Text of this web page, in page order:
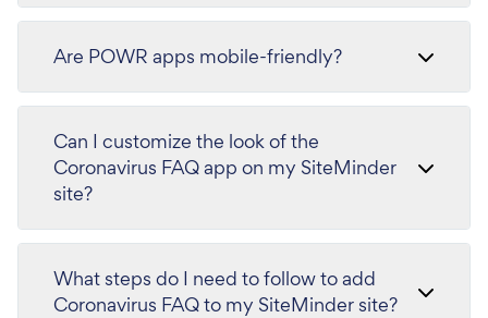
Are POWR apps mobile-friendly?
Can I customize the look of the
Coronavirus FAQ app on my SiteMinder
site?
What steps do I need to follow to add
Coronavirus FAQ to my SiteMinder site?